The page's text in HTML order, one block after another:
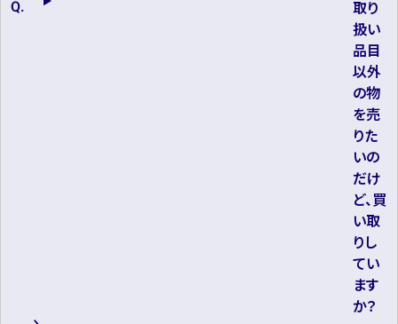
取り
扱い
品目
以外
の物
を売
りた
いの
だけ
ど、買
い取
りし
てい
ます
か？